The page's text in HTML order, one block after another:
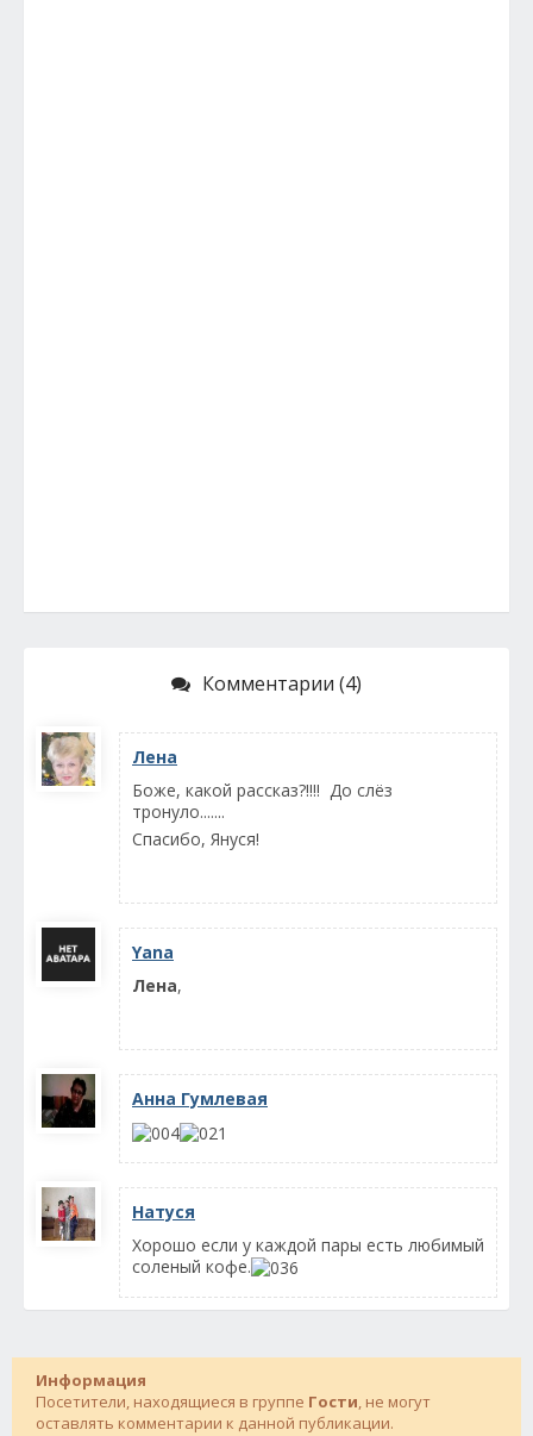
Комментарии (4)
Лена
Боже, какой рассказ?!!!! До слёз
тронуло.......
Спасибо, Януся!
Yana
Лена,
Анна Гумлевая
Натуся
Хорошо если у каждой пары есть любимый
соленый кофе.
Информация
Посетители, находящиеся в группе Гости, не могут
оставлять комментарии к данной публикации.